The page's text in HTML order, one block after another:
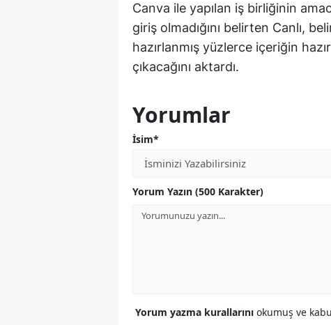
Canva ile yapılan iş birliğinin
giriş olmadığını belirten Canlı,
hazırlanmış yüzlerce içeriğin
çıkacağını aktardı.
Yorumlar
İsim*
Yorum Yazın (500 Karakter)
Yorum yazma kurallarını okumuş ve